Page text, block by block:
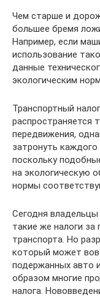
Чем старше и
большее бремя
Например, если
использование
данные
экологическим
Транспортный
распространяется
передвижения,
затронуть
поскольку
на экологическую
нормы
Сегодня
такие же налоги за
транспорта. Но
который может
подержанных авто
образом многие
налога.